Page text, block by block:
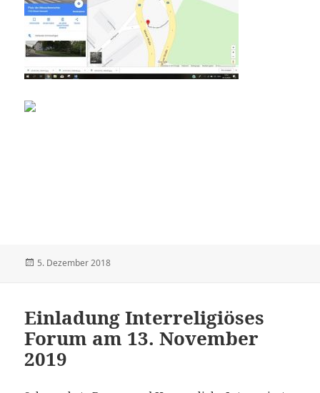
Veröffentlicht
5. Dezember 2018
Einladung Interreligiöses
Forum am 13. November
2019